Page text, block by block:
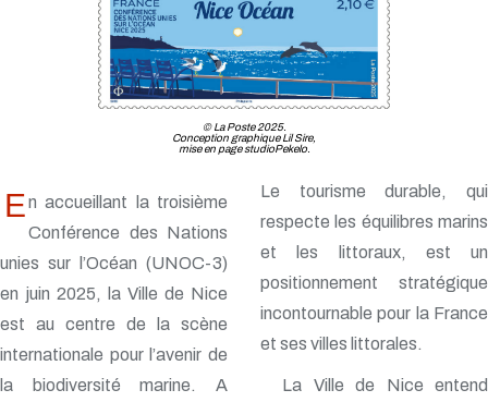
© La Poste 2025.
Conception graphique Lil Sire,
mise en page studioPekelo.
En accueillant la troisième
Conférence des Nations
unies sur l’Océan (UNOC-3)
en juin 2025, la Ville de Nice
est au centre de la scène
internationale pour l’avenir de
la biodiversité marine. A
Le tourisme durable, qui
respecte les équilibres marins
et les littoraux, est un
positionnement stratégique
incontournable pour la France
et ses villes littorales.
La Ville de Nice entend